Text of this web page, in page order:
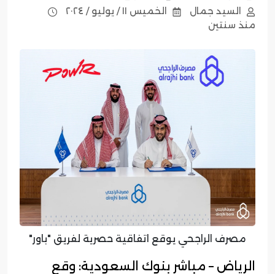
السيد جمال
الخميس ١١ / يوليو / ٢٠٢٤
منذ سنتين
مصرف الراجحي يوقع اتفاقية حصرية لفريق "باور"
الرياض – مباشر بنوك السعودية: وقع